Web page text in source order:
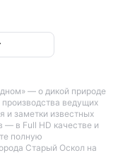
— о дикой природе
ведущих
и заметки известных
— в Full HD качестве и
полную
Старый Оскол на